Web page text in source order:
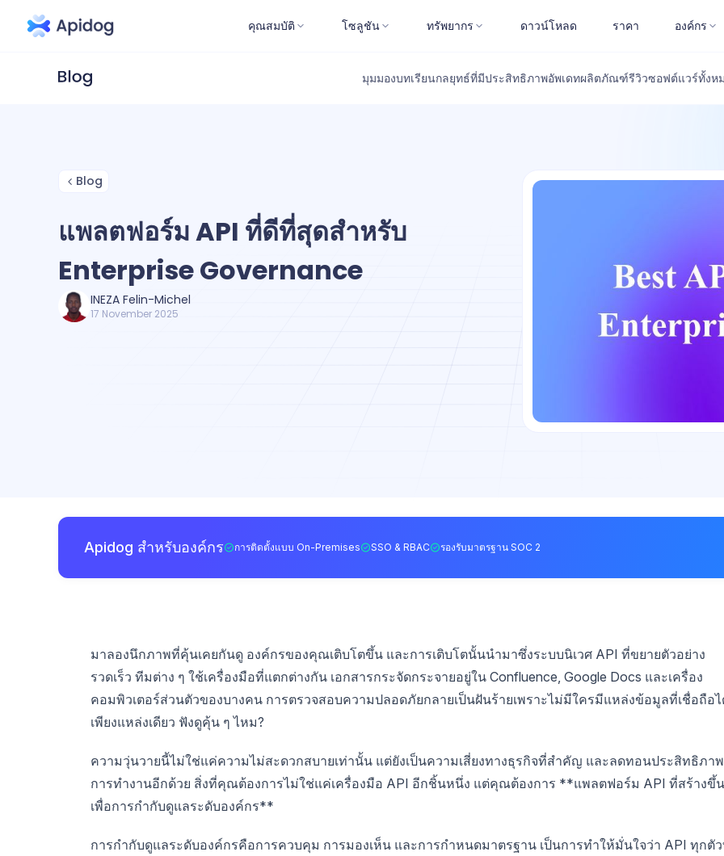
คุณสมบัติ โซลูชัน ทรัพยากร ดาวน์โหลด ราคา องค์กร
มุมมองบทเรียนกลยุทธ์ที่มีประสิทธิภาพอัพเดทผลิตภัณฑ์รีวิวซอฟต์แวร์ทั้งห
Blog
แพลตฟอร์ม API ที่ดีที่สุดสำหรับ
Enterprise Governance
INEZA Felin-Michel
17 November 2025
Apidog สำหรับองค์กร การติดตั้งแบบ On-Premises SSO & RBAC รองรับมาตรฐาน SOC 2
มาลองนึกภาพที่คุ้นเคยกันดู องค์กรของคุณเติบโตขึ้น และการเติบโตนั้นนำมาซึ่งระบบนิเวศ API ที่ขยายตัวอย่าง
รวดเร็ว ทีมต่าง ๆ ใช้เครื่องมือที่แตกต่างกัน เอกสารกระจัดกระจายอยู่ใน Confluence, Google Docs และเครื่อง
คอมพิวเตอร์ส่วนตัวของบางคน การตรวจสอบความปลอดภัยกลายเป็นฝันร้ายเพราะไม่มีใครมีแหล่งข้อมูลที่เชื่อถือ
เพียงแหล่งเดียว ฟังดูคุ้น ๆ ไหม?
ความวุ่นวายนี้ไม่ใช่แค่ความไม่สะดวกสบายเท่านั้น แต่ยังเป็นความเสี่ยงทางธุรกิจที่สำคัญ และลดทอนประสิทธิภาพ
การทำงานอีกด้วย สิ่งที่คุณต้องการไม่ใช่แค่เครื่องมือ API อีกชิ้นหนึ่ง แต่คุณต้องการ **แพลตฟอร์ม API ที่สร้างขึ้น
เพื่อการกำกับดูแลระดับองค์กร**
การกำกับดูแลระดับองค์กรคือการควบคุม การมองเห็น และการกำหนดมาตรฐาน เป็นการทำให้มั่นใจว่า API ทุกตั